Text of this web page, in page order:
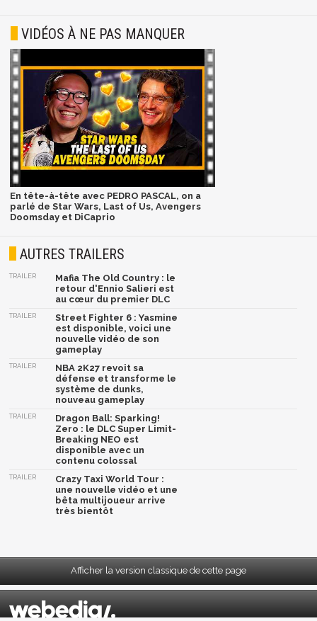
VIDÉOS À NE PAS MANQUER
En tête-à-tête avec PEDRO PASCAL, on a
parlé de Star Wars, Last of Us, Avengers
Doomsday et DiCaprio
AUTRES TRAILERS
TRAILER
Mafia The Old Country : le
retour d'Ennio Salieri est
au cœur du premier DLC
TRAILER
Street Fighter 6 : Yasmine
est disponible, voici une
nouvelle vidéo de son
gameplay
TRAILER
NBA 2K27 revoit sa
défense et transforme le
système de dunks,
nouveau gameplay
TRAILER
Dragon Ball: Sparking!
Zero : le DLC Super Limit-
Breaking NEO est
disponible avec un
contenu colossal
TRAILER
Crazy Taxi World Tour :
une nouvelle vidéo et une
bêta multijoueur arrive
très bientôt
Afficher la version classique de cette page